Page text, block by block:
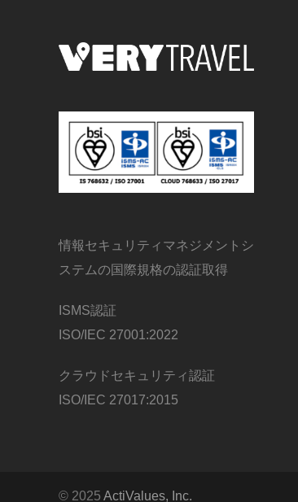
情報セキュリティマネジメントシ
ステムの国際規格の認証取得
ISMS認証
ISO/IEC 27001:2022
クラウドセキュリティ認証
ISO/IEC 27017:2015
© 2025 ActiValues, Inc.